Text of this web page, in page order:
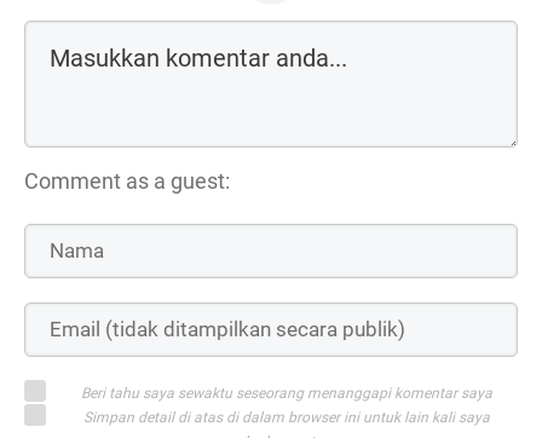
Comment as a guest:
Beri tahu saya sewaktu seseorang menanggapi komentar saya
Simpan detail di atas di dalam browser ini untuk lain kali saya